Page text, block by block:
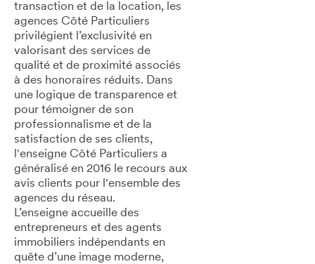
transaction et de la location, les
agences Côté Particuliers
privilégient l’exclusivité en
valorisant des services de
qualité et de proximité associés
à des honoraires réduits. Dans
une logique de transparence et
pour témoigner de son
professionnalisme et de la
satisfaction de ses clients,
l'enseigne Côté Particuliers a
généralisé en 2016 le recours aux
avis clients pour l'ensemble des
agences du réseau.
L’enseigne accueille des
entrepreneurs et des agents
immobiliers indépendants en
quête d’une image moderne,